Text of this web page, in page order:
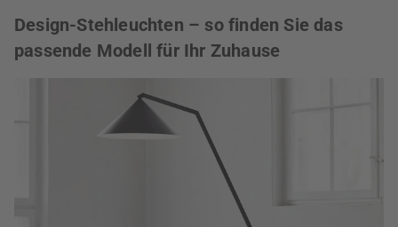
Design-Stehleuchten – so finden Sie das
passende Modell für Ihr Zuhause